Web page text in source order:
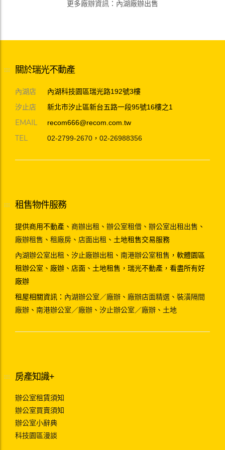
更多廠辦資訊 ： 內湖廠辦出售
關於瑞光不動產
內湖店 內湖科技園區瑞光路192號3樓
汐止店 新北市汐止區新台五路一段95號16樓之1
EMAIL recom666@recom.com.tw
TEL 02-2799-2670 ， 02-26988356
租售物件服務
提供商用不動產、 商辦出租 、 辦公室租借 、 辦公室出租出售 、
廠辦租售 、 租廠房 、 店面出租 、土地租售交易服務
內湖辦公室出租 、 汐止廠辦出租 、 南港辦公室租售 ，軟體園區
租辦公室、廠辦、店面、土地租售，瑞光不動產，看盡所有好
廠辦
租屋相關資訊： 內湖辦公室／廠辦 、 廠辦店面精選 、 裝潢隔間
廠辦 、 南港辦公室／廠辦 、 汐止辦公室／廠辦 、 土地
房產知識+
辦公室租賃須知
辦公室買賣須知
辦公室小辭典
科技園區漫談